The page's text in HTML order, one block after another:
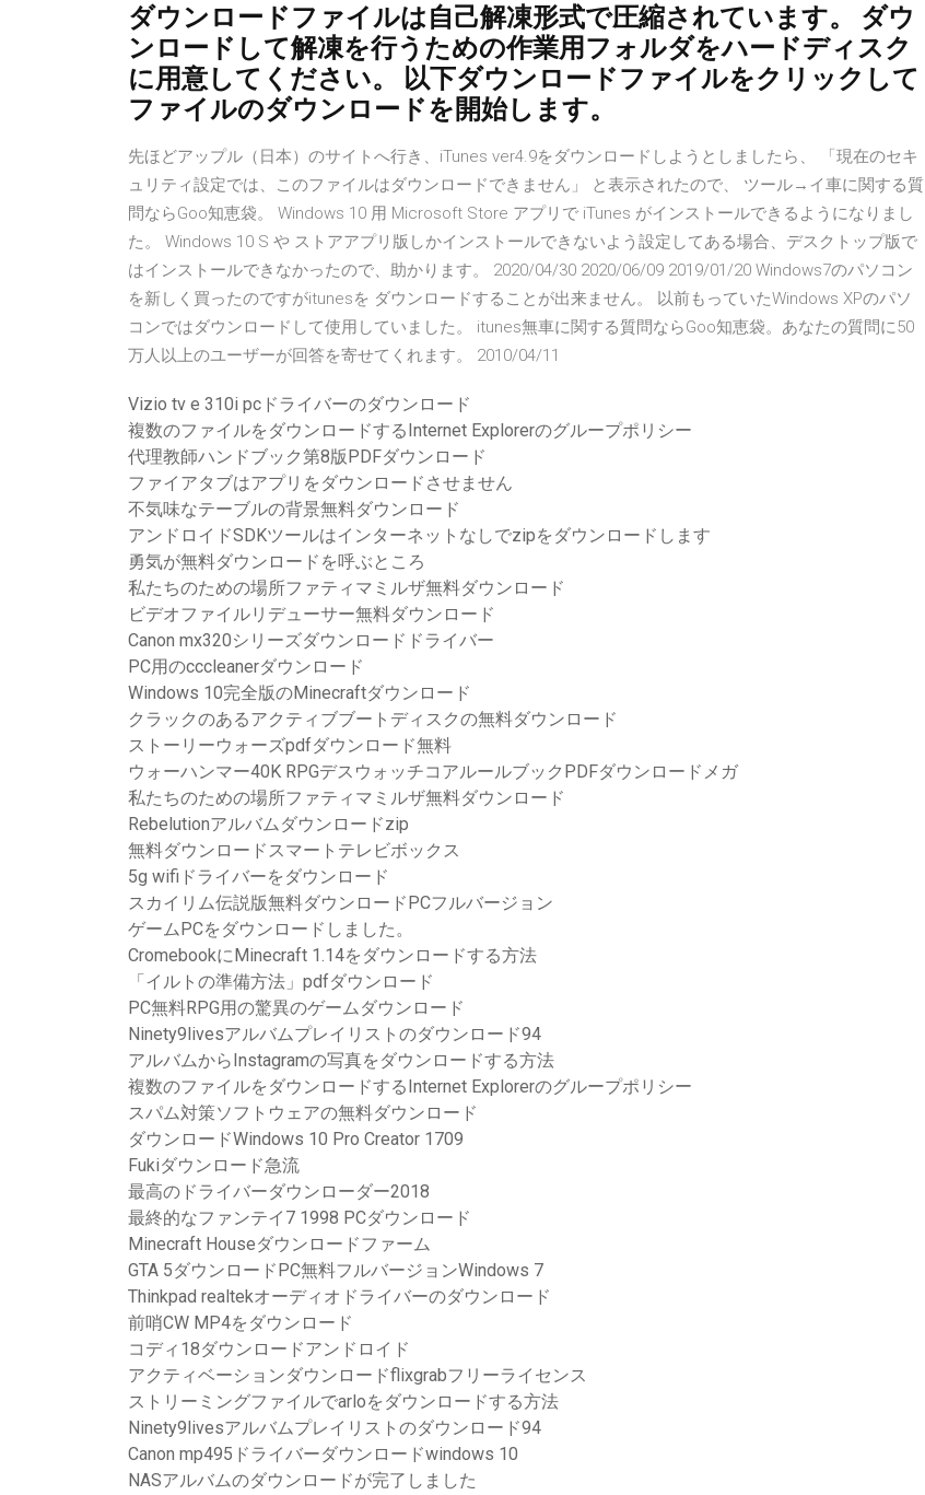
ダウンロードファイルは自己解凍形式で圧縮されています。 ダウ
ンロードして解凍を行うための作業用フォルダをハードディスク
に用意してください。 以下ダウンロードファイルをクリックして
ファイルのダウンロードを開始します。
先ほどアップル（日本）のサイトへ行き、iTunes ver4.9をダウンロードしようとしましたら、 「現在のセキ
ュリティ設定では、このファイルはダウンロードできません」 と表示されたので、 ツール→イ車に関する質
問ならGoo知恵袋。 Windows 10 用 Microsoft Store アプリで iTunes がインストールできるようになりまし
た。 Windows 10 S や ストアアプリ版しかインストールできないよう設定してある場合、デスクトップ版で
はインストールできなかったので、助かります。 2020/04/30 2020/06/09 2019/01/20 Windows7のパソコン
を新しく買ったのですがitunesを ダウンロードすることが出来ません。 以前もっていたWindows XPのパソ
コンではダウンロードして使用していました。 itunes無車に関する質問ならGoo知恵袋。あなたの質問に50
万人以上のユーザーが回答を寄せてくれます。 2010/04/11
Vizio tv e 310i pcドライバーのダウンロード
複数のファイルをダウンロードするInternet Explorerのグループポリシー
代理教師ハンドブック第8版PDFダウンロード
ファイアタブはアプリをダウンロードさせません
不気味なテーブルの背景無料ダウンロード
アンドロイドSDKツールはインターネットなしでzipをダウンロードします
勇気が無料ダウンロードを呼ぶところ
私たちのための場所ファティマミルザ無料ダウンロード
ビデオファイルリデューサー無料ダウンロード
Canon mx320シリーズダウンロードドライバー
PC用のcccleanerダウンロード
Windows 10完全版のMinecraftダウンロード
クラックのあるアクティブブートディスクの無料ダウンロード
ストーリーウォーズpdfダウンロード無料
ウォーハンマー40K RPGデスウォッチコアルールブックPDFダウンロードメガ
私たちのための場所ファティマミルザ無料ダウンロード
Rebelutionアルバムダウンロードzip
無料ダウンロードスマートテレビボックス
5g wifiドライバーをダウンロード
スカイリム伝説版無料ダウンロードPCフルバージョン
ゲームPCをダウンロードしました。
CromebookにMinecraft 1.14をダウンロードする方法
「イルトの準備方法」pdfダウンロード
PC無料RPG用の驚異のゲームダウンロード
Ninety9livesアルバムプレイリストのダウンロード94
アルバムからInstagramの写真をダウンロードする方法
複数のファイルをダウンロードするInternet Explorerのグループポリシー
スパム対策ソフトウェアの無料ダウンロード
ダウンロードWindows 10 Pro Creator 1709
Fukiダウンロード急流
最高のドライバーダウンローダー2018
最終的なファンテイ7 1998 PCダウンロード
Minecraft Houseダウンロードファーム
GTA 5ダウンロードPC無料フルバージョンWindows 7
Thinkpad realtekオーディオドライバーのダウンロード
前哨CW MP4をダウンロード
コディ18ダウンロードアンドロイド
アクティベーションダウンロードflixgrabフリーライセンス
ストリーミングファイルでarloをダウンロードする方法
Ninety9livesアルバムプレイリストのダウンロード94
Canon mp495ドライバーダウンロードwindows 10
NASアルバムのダウンロードが完了しました